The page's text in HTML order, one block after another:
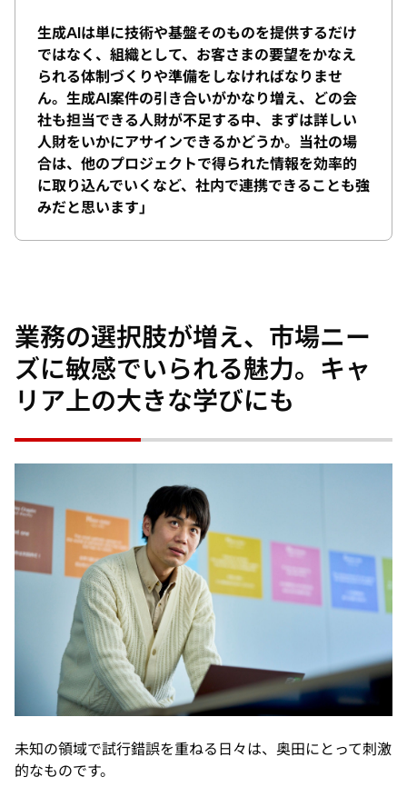
生成AIは単に技術や基盤そのものを提供するだけ
ではなく、組織として、お客さまの要望をかなえ
られる体制づくりや準備をしなければなりませ
ん。生成AI案件の引き合いがかなり増え、どの会
社も担当できる人財が不足する中、まずは詳しい
人財をいかにアサインできるかどうか。当社の場
合は、他のプロジェクトで得られた情報を効率的
に取り込んでいくなど、社内で連携できることも強
みだと思います」
業務の選択肢が増え、市場ニー
ズに敏感でいられる魅力。キャ
リア上の大きな学びにも
未知の領域で試行錯誤を重ねる日々は、奥田にとって刺激
的なものです。